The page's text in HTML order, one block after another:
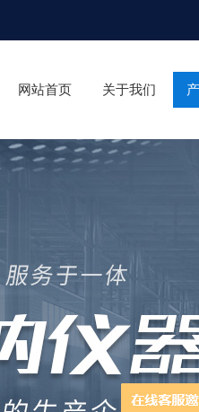
网站首页 关于我们